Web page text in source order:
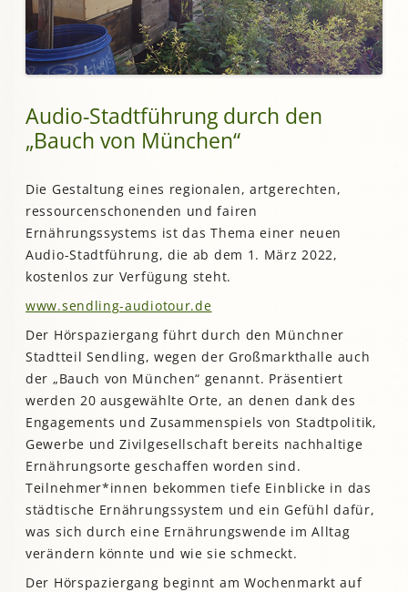
Audio-Stadtführung durch den
„Bauch von München“
Die Gestaltung eines regionalen, artgerechten,
ressourcenschonenden und fairen
Ernährungssystems ist das Thema einer neuen
Audio-Stadtführung, die ab dem 1. März 2022,
kostenlos zur Verfügung steht.
www.sendling-audiotour.de
Der Hörspaziergang führt durch den Münchner
Stadtteil Sendling, wegen der Großmarkthalle auch
der „Bauch von München“ genannt. Präsentiert
werden 20 ausgewählte Orte, an denen dank des
Engagements und Zusammenspiels von Stadtpolitik,
Gewerbe und Zivilgesellschaft bereits nachhaltige
Ernährungsorte geschaffen worden sind.
Teilnehmer*innen bekommen tiefe Einblicke in das
städtische Ernährungssystem und ein Gefühl dafür,
was sich durch eine Ernährungswende im Alltag
verändern könnte und wie sie schmeckt.
Der Hörspaziergang beginnt am Wochenmarkt auf